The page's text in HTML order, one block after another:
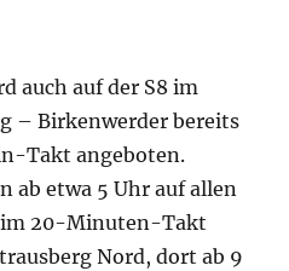
auch auf der S8 im
– Birkenwerder bereits
Takt angeboten.
ab etwa 5 Uhr auf allen
20-Minuten-Takt
Nord, dort ab 9